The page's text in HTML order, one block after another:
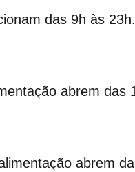
das 9h às 23h.
abrem das
abrem